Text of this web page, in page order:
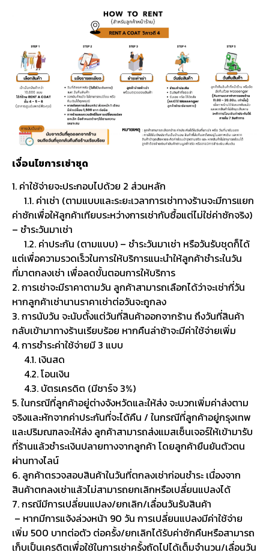
เงื่อนไขการเช่าชุด
1. ค่าใช้จ่ายจะประกอบไปด้วย 2 ส่วนหลัก
1.1. ค่าเช่า (ตามแบบและระยะเวลาการเช่าทางร้านจะมีการแยก
ค่าซักเพื่อให้ลูกค้าเทียบระหว่างการเช่ากับซื้อแต่ไม่ใช่ค่าซักจริง)
– ชำระวันมาเช่า
1.2. ค่าประกัน (ตามแบบ) – ชำระวันมาเช่า หรือวันรับชุดก็ได้
แต่เพื่อความรวดเร็วในการให้บริการแนะนำให้ลูกค้าชำระในวัน
ที่มาตกลงเช่า เพื่อลดขั้นตอนการให้บริการ
2. การเช่าจะมีราคาตามวัน ลูกค้าสามารถเลือกได้ว่าจะเช่ากี่วัน
หากลูกค้าเช่านานราคาเช่าต่อวันจะถูกลง
3. การนับวัน จะนับตั้งแต่วันที่สินค้าออกจากร้าน ถึงวันที่สินค้า
กลับเข้ามาทางร้านเรียบร้อย หากคืนล่าช้าจะมีค่าใช้จ่ายเพิ่ม
4. การชำระค่าใช้จ่ายมี 3 แบบ
4.1. เงินสด
4.2. โอนเงิน
4.3. บัตรเครดิต (มีชาร์จ 3%)
5. ในกรณีที่ลูกค้าอยู่ต่างจังหวัดและให้ส่ง จะบวกเพิ่มค่าส่งตาม
จริงและหักจากค่าประกันที่จะได้คืน / ในกรณีที่ลูกค้าอยู่กรุงเทพ
และปริมณฑลจะให้ส่ง ลูกค้าสามารถส่งแมสเซ็นเจอร์ให้เข้ามารับ
ที่ร้านแล้วชำระเงินปลายทางจากลูกค้า โดยลูกค้ายืนยันตัวตน
ผ่านทางไลน์
6. ลูกค้าตรวจสอบสินค้าในวันที่ตกลงเช่าก่อนชำระ เนื่องจาก
สินค้าตกลงเช่าแล้วไม่สามารถยกเลิกหรือเปลี่ยนแปลงได้
7. กรณีมีการเปลี่ยนแปลง/ยกเลิก/เลื่อนวันรับสินค้า
– หากมีการแจ้งล่วงหน้า 90 วัน การเปลี่ยนแปลงมีค่าใช้จ่าย
เพิ่ม 500 บาทต่อตัว ต่อครั้ง/ยกเลิกได้รับค่าซักคืนหรือสามารถ
เก็บเป็นเครดิตเพื่อใช้ในการเช่าครั้งถัดไปได้เต็มจำนวน/เลื่อนวัน